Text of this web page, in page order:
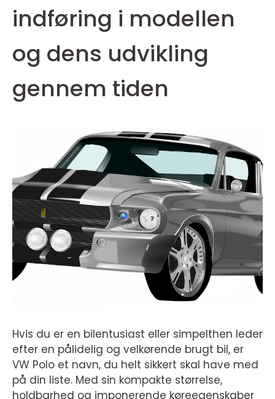
indføring i modellen
og dens udvikling
gennem tiden
Hvis du er en bilentusiast eller simpelthen leder
efter en pålidelig og velkørende brugt bil, er
VW Polo et navn, du helt sikkert skal have med
på din liste. Med sin kompakte størrelse,
holdbarhed og imponerende køreegenskaber